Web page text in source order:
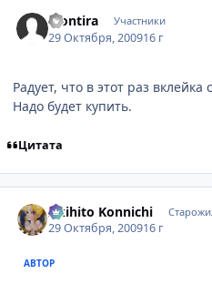
Montira Участники
29 Октября, 200916 г
Радует, что в этот раз
Надо будет купить.
Цитата
Akihito Konnichi
29 Октября, 200916 г
АВТОР